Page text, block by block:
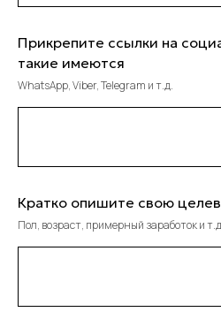
Прикрепите ссылки на
такие имеются
WhatsApp, Viber, Telegram и т.д.
Кратко опишите свою
Пол, возраст, примерный заработок и